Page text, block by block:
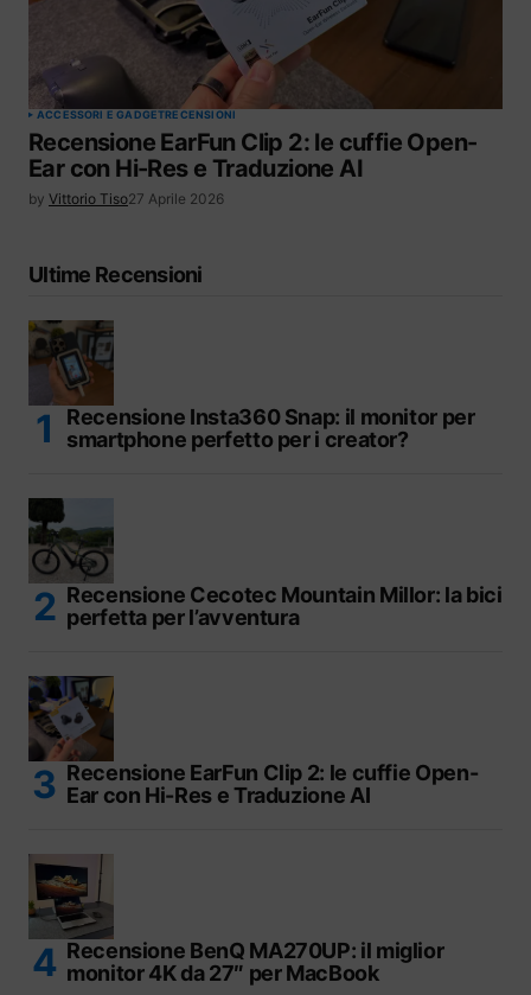
ACCESSORI E GADGETRECENSIONI
Recensione EarFun Clip 2: le cuffie Open-
Ear con Hi-Res e Traduzione AI
by Vittorio Tiso27 Aprile 2026
Ultime Recensioni
Recensione Insta360 Snap: il monitor per
smartphone perfetto per i creator?
Recensione Cecotec Mountain Millor: la bici
perfetta per l’avventura
Recensione EarFun Clip 2: le cuffie Open-
Ear con Hi-Res e Traduzione AI
Recensione BenQ MA270UP: il miglior
monitor 4K da 27″ per MacBook